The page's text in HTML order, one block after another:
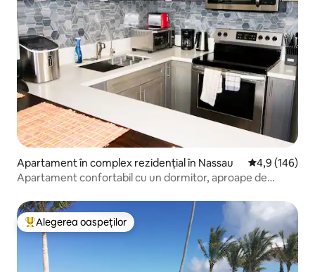
Apartament în complex rezidențial în Nassau Scor mediu
4,9 (146)
Apartament confortabil cu un dormitor, aproape de
Locuință din topul categoriei Alegerea oaspeților
Alegerea oaspeților